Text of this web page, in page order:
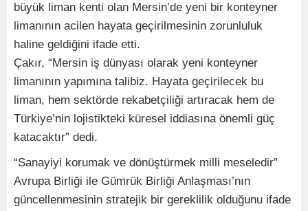
büyük liman kenti olan Mersin’de yeni bir konteyner
limanının acilen hayata geçirilmesinin zorunluluk
haline geldiğini ifade etti.
Çakır, “Mersin iş dünyası olarak yeni konteyner
limanının yapımına talibiz. Hayata geçirilecek bu
liman, hem sektörde rekabetçiliği artıracak hem de
Türkiye’nin lojistikteki küresel iddiasına önemli güç
katacaktır” dedi.
“Sanayiyi korumak ve dönüştürmek milli meseledir”
Avrupa Birliği ile Gümrük Birliği Anlaşması’nın
güncellenmesinin stratejik bir gereklilik olduğunu ifade